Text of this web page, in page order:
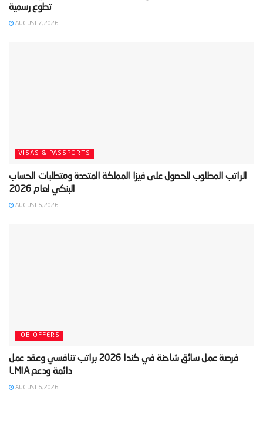
تطوع رسمية‬
AUGUST 7, 2026
VISAS & PASSPORTS
‫الراتب المطلوب للحصول على فيزا المملكة المتحدة ومتطلبات الحساب
AUGUST 6, 2026
JOB OFFERS
‫فرصة عمل سائق شاحنة في كندا 2026 براتب تنافسي وعقد عمل
دائمة ودعم LMIA‬
AUGUST 6, 2026